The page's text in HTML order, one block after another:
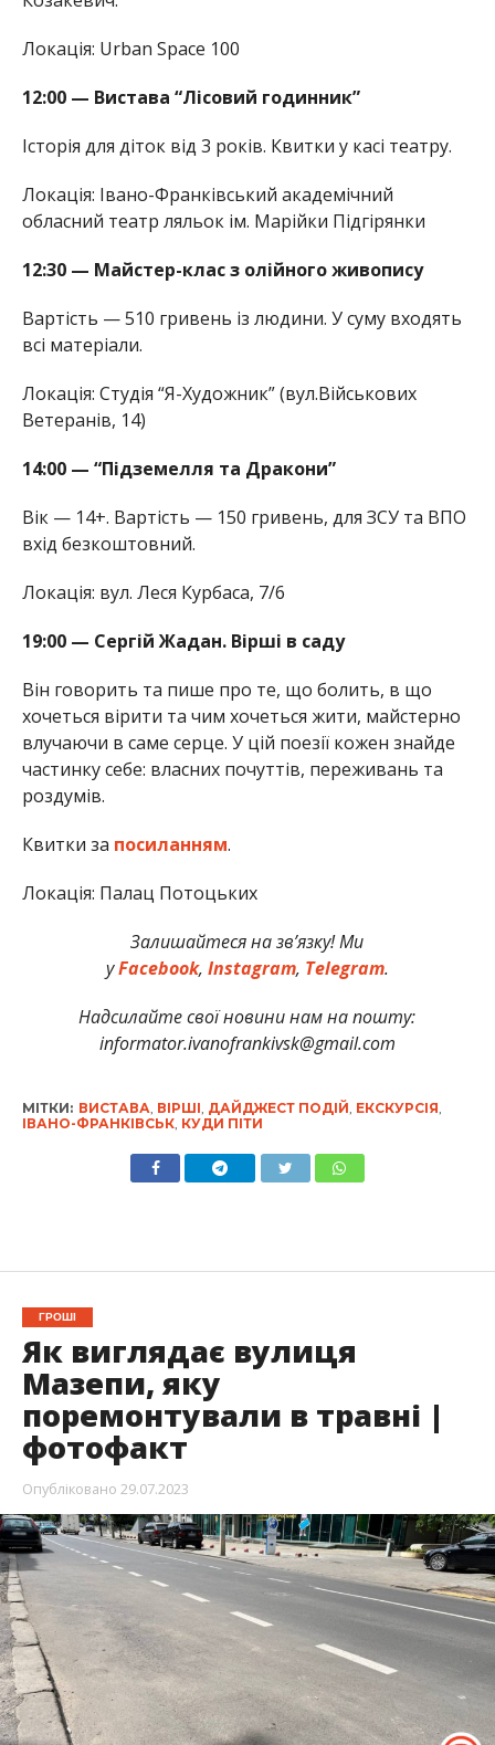
Локація: Urban Space 100
12:00 — Вистава “Лісовий годинник”
Історія для діток від 3 років. Квитки у касі театру.
Локація: Івано-Франківський академічний
обласний театр ляльок ім. Марійки Підгірянки
12:30 — Майстер-клас з олійного живопису
Вартість — 510 гривень із людини. У суму входять
всі матеріали.
Локація: Студія “Я-Художник” (вул.Військових
Ветеранів, 14)
14:00 — “Підземелля та Дракони”
Вік — 14+. Вартість — 150 гривень, для ЗСУ та ВПО
вхід безкоштовний.
Локація: вул. Леся Курбаса, 7/6
19:00 — Сергій Жадан. Вірші в саду
Він говорить та пише про те, що болить, в що
хочеться вірити та чим хочеться жити, майстерно
влучаючи в саме серце. У цій поезії кожен знайде
частинку себе: власних почуттів, переживань та
роздумів.
Квитки за посиланням.
Локація: Палац Потоцьких
Залишайтеся на зв’язку! Ми
уFacebook, Instagram, Telegram.
Надсилайте свої новини нам на пошту:
informator.ivanofrankivsk@gmail.com
МІТКИ: ВИСТАВА ВІРШІ ДАЙДЖЕСТ ПОДІЙ ЕКСКУРСІЯ
ІВАНО-ФРАНКІВСЬК, КУДИ ПІТИ
ГРОШІ
Як виглядає вулиця
Мазепи, яку
поремонтували в травні |
фотофакт
Опубліковано 29.07.2023